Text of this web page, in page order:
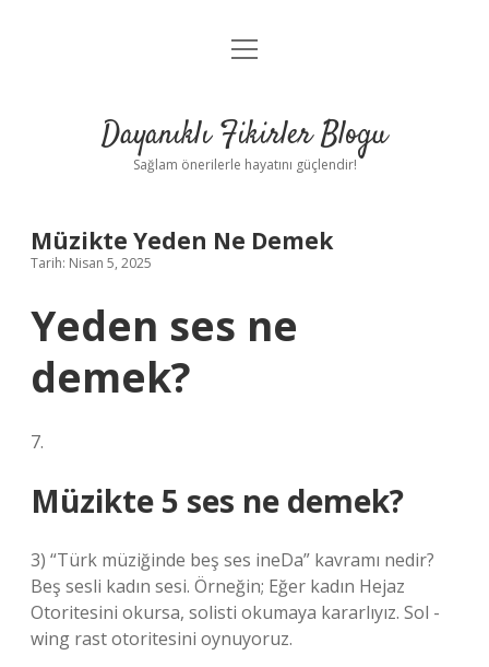
Anasayfa
Yasal Uyarı
menüyü
Dayanıklı Fikirler Blogu
Sağlam önerilerle hayatını güçlendir!
Müzikte Yeden Ne Demek
Tarih: Nisan 5, 2025
Yeden ses ne
demek?
7.
Müzikte 5 ses ne demek?
3) “Türk müziğinde beş ses ineDa” kavramı nedir?
Beş sesli kadın sesi. Örneğin; Eğer kadın Hejaz
Otoritesini okursa, solisti okumaya kararlıyız. Sol -
wing rast otoritesini oynuyoruz.